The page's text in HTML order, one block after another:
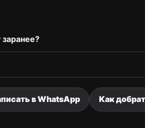
в WhatsApp Как